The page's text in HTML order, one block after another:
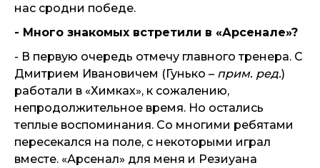
нас сродни победе.
- Много знакомых встретили в «Арсенале»?
- В первую очередь отмечу главного тренера. С
Дмитрием Ивановичем (Гунько – прим. ред.)
работали в «Химках», к сожалению,
непродолжительное время. Но остались
теплые воспоминания. Со многими ребятами
пересекался на поле, с некоторыми играл
вместе. «Арсенал» для меня и Резиуана